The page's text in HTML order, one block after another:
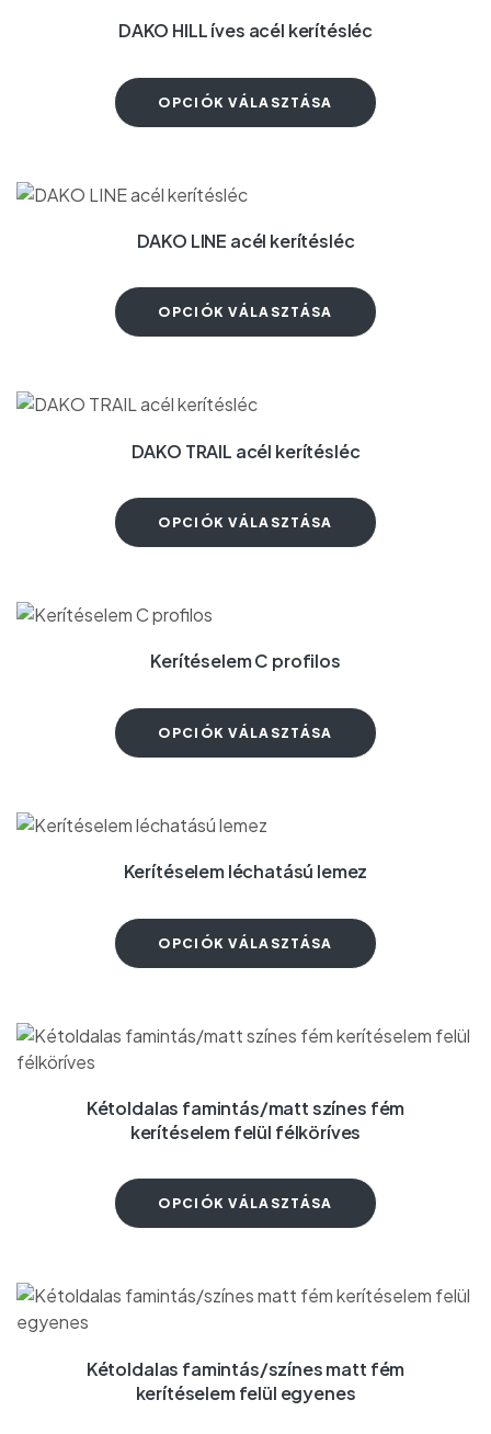
DAKO HILL íves acél kerítésléc
OPCIÓK VÁLASZTÁSA
DAKO LINE acél kerítésléc
OPCIÓK VÁLASZTÁSA
DAKO TRAIL acél kerítésléc
OPCIÓK VÁLASZTÁSA
Kerítéselem C profilos
OPCIÓK VÁLASZTÁSA
Kerítéselem léchatású lemez
OPCIÓK VÁLASZTÁSA
Kétoldalas famintás/matt színes fém
kerítéselem felül félköríves
OPCIÓK VÁLASZTÁSA
Kétoldalas famintás/színes matt fém
kerítéselem felül egyenes